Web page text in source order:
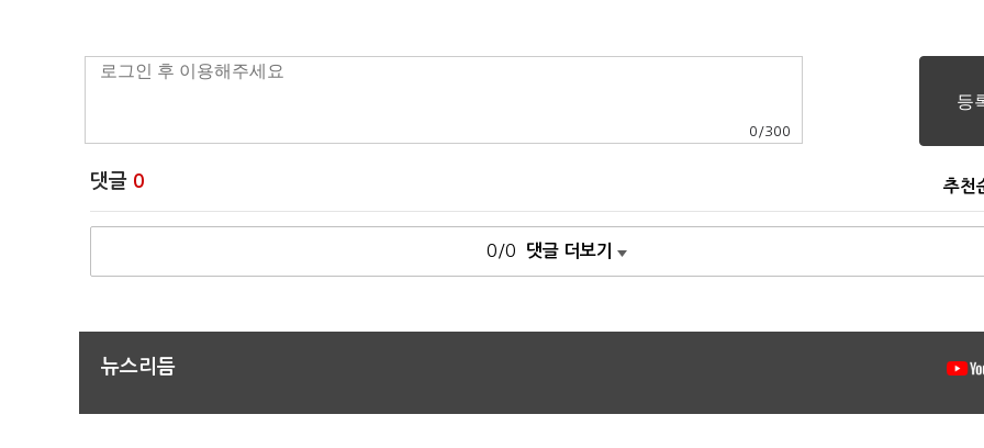
0 /300
댓글 0 추천
0/0 댓글 더보기
뉴스리듬